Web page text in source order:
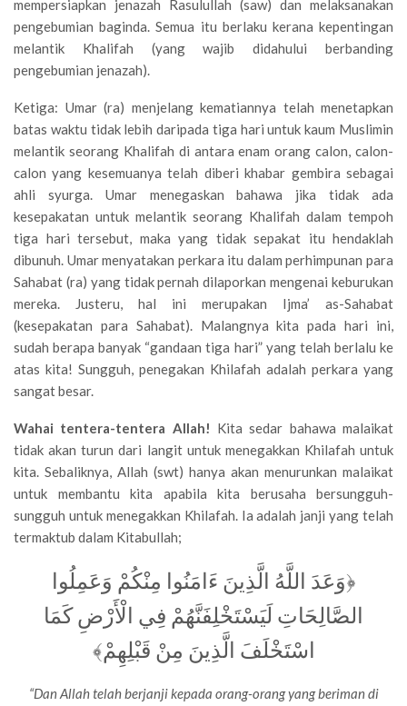
mempersiapkan jenazah Rasulullah (saw) dan melaksanakan
pengebumian baginda. Semua itu berlaku kerana kepentingan
melantik Khalifah (yang wajib didahului berbanding
pengebumian jenazah).
Ketiga: Umar (ra) menjelang kematiannya telah menetapkan
batas waktu tidak lebih daripada tiga hari untuk kaum Muslimin
melantik seorang Khalifah di antara enam orang calon, calon-
calon yang kesemuanya telah diberi khabar gembira sebagai
ahli syurga. Umar menegaskan bahawa jika tidak ada
kesepakatan untuk melantik seorang Khalifah dalam tempoh
tiga hari tersebut, maka yang tidak sepakat itu hendaklah
dibunuh. Umar menyatakan perkara itu dalam perhimpunan para
Sahabat (ra) yang tidak pernah dilaporkan mengenai keburukan
mereka. Justeru, hal ini merupakan Ijma’ as-Sahabat
(kesepakatan para Sahabat). Malangnya kita pada hari ini,
sudah berapa banyak “gandaan tiga hari” yang telah berlalu ke
atas kita! Sungguh, penegakan Khilafah adalah perkara yang
sangat besar.
Wahai tentera-tentera Allah! Kita sedar bahawa malaikat
tidak akan turun dari langit untuk menegakkan Khilafah untuk
kita. Sebaliknya, Allah (swt) hanya akan menurunkan malaikat
untuk membantu kita apabila kita berusaha bersungguh-
sungguh untuk menegakkan Khilafah. Ia adalah janji yang telah
termaktub dalam Kitabullah;
﴿وَعَدَ اللَّهُ الَّذِينَ ءَامَنُوا مِنْكُمْ وَعَمِلُوا
الصَّالِحَاتِ لَيَسْتَخْلِفَنَّهُمْ فِي الْأَرْضِ كَمَا
اسْتَخْلَفَ الَّذِينَ مِنْ قَبْلِهِمْ﴾
“Dan Allah telah berjanji kepada orang-orang yang beriman di